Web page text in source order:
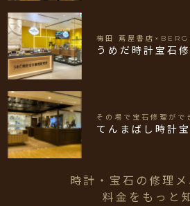
梅田 蔦屋書店
うめだ時計宝石
その場で宝石修理がで
てんまばし時計
時計・宝石の修理メ
料金をもっと